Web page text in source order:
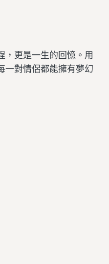
，更是一生的回憶。用
一對情侶都能擁有夢幻